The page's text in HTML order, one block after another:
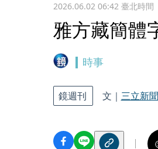
2026.06.02 06:42臺北時間
雅方藏簡體
時事
鏡週刊 文｜ 三立新